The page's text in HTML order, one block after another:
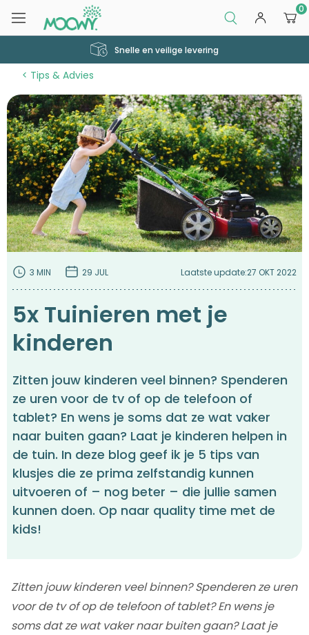
0
Snelle en veilige levering
Tips & Advies
3 MIN 29 JUL Laatste update:27 OKT 2022
5x Tuinieren met je
kinderen
Zitten jouw kinderen veel binnen? Spenderen
ze uren voor de tv of op de telefoon of
tablet? En wens je soms dat ze wat vaker
naar buiten gaan? Laat je kinderen helpen in
de tuin. In deze blog geef ik je 5 tips van
klusjes die ze prima zelfstandig kunnen
uitvoeren of – nog beter – die jullie samen
kunnen doen. Op naar quality time met de
kids!
Zitten jouw kinderen veel binnen? Spenderen ze uren
voor de tv of op de telefoon of tablet? En wens je
soms dat ze wat vaker naar buiten gaan? Laat je